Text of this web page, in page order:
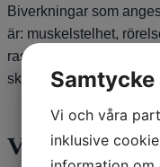
Biverkningar som
är: muskelstelhet,
rastlöshet i benen
skakningar =
Våra
Vi och våra
inklusive